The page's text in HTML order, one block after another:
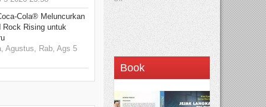
Cola® Meluncurkan
Rock Rising untuk
Agustus, Rab, Ags 5
Book